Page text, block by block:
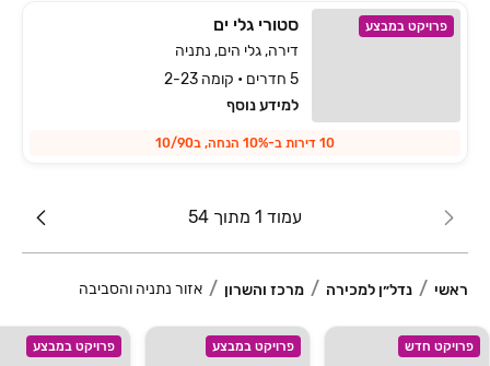
פרויקט במבצע סטורי גלי ים
דירה, גלי הים, נתניה
5 חדרים • קומה 2-23
למידע נוסף
10 דירות ב-10% הנחה, ב10/90
עמוד 1 מתוך 54
ראשי נדל״ן למכירה מרכז והשרון אזור נתניה והסביבה
פרויקט חדש פרויקט במבצע פרויקט במבצע